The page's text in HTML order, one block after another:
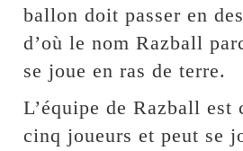
ballon doit passer en
d’où le nom Razball
se joue en ras de terre.
L’équipe de Razball est
cinq joueurs et peut se